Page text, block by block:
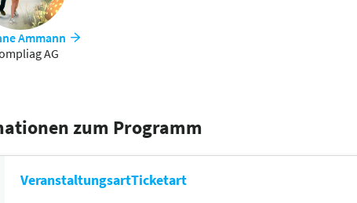
Ammann
AG
zum Programm
VeranstaltungsartTicketart